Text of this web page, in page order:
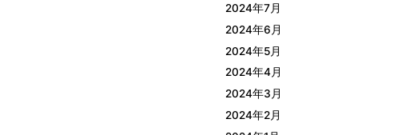
2024年7月
2024年6月
2024年5月
2024年4月
2024年3月
2024年2月